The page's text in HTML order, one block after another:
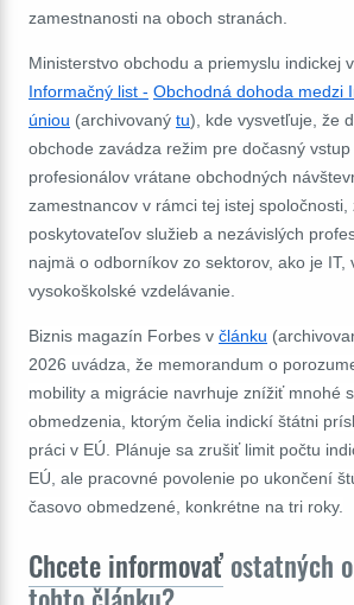
zamestnanosti na oboch stranách.
Ministerstvo obchodu a priemyslu indickej
Informačný list - Obchodná dohoda medzi
úniou (archivovaný tu), kde vysvetľuje, že
obchode zavádza režim pre dočasný
profesionálov vrátane obchodných
zamestnancov v rámci tej istej spoločnosti,
poskytovateľov služieb a nezávislých
najmä o odborníkov zo sektorov, ako je IT,
vysokoškolské vzdelávanie.
Biznis magazín Forbes v článku
2026 uvádza, že memorandum o
mobility a migrácie navrhuje znížiť mnohé
obmedzenia, ktorým čelia indickí štátni
práci v EÚ. Plánuje sa zrušiť limit počtu
EÚ, ale pracovné povolenie po ukončení
časovo obmedzené, konkrétne na tri roky.
Chcete informovať ostatných